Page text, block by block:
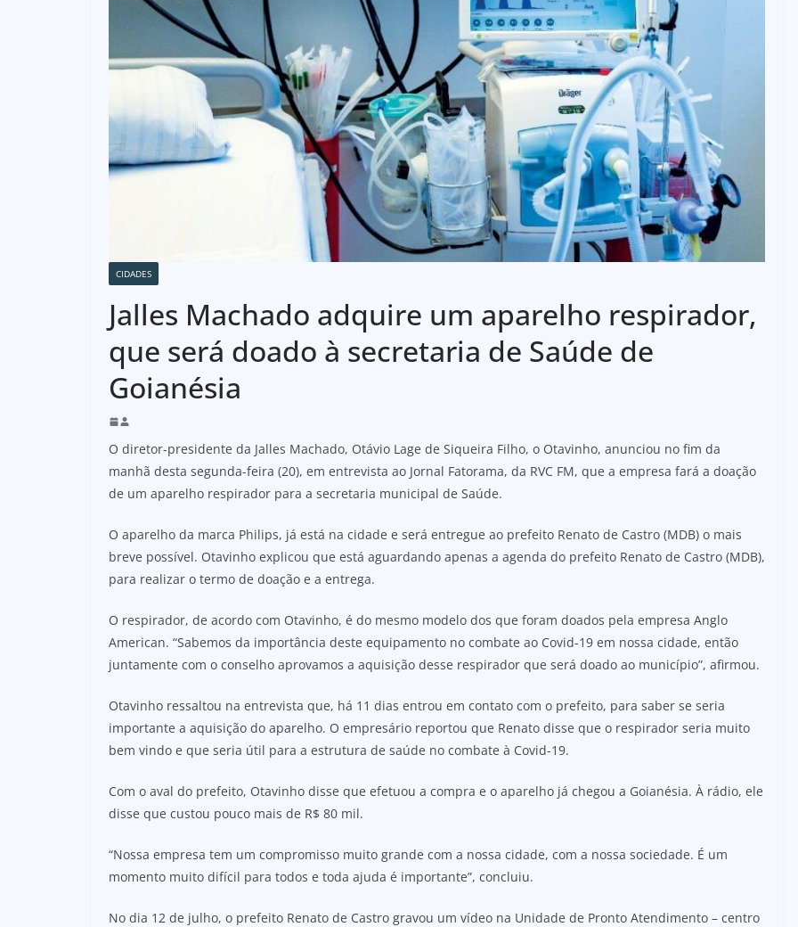
CIDADES
Jalles Machado adquire um aparelho respirador,
que será doado à secretaria de Saúde de
Goianésia
O diretor-presidente da Jalles Machado, Otávio Lage de Siqueira Filho, o Otavinho, anunciou no fim da
manhã desta segunda-feira (20), em entrevista ao Jornal Fatorama, da RVC FM, que a empresa fará a doação
de um aparelho respirador para a secretaria municipal de Saúde.
O aparelho da marca Philips, já está na cidade e será entregue ao prefeito Renato de Castro (MDB) o mais
breve possível. Otavinho explicou que está aguardando apenas a agenda do prefeito Renato de Castro (MDB),
para realizar o termo de doação e a entrega.
O respirador, de acordo com Otavinho, é do mesmo modelo dos que foram doados pela empresa Anglo
American. “Sabemos da importância deste equipamento no combate ao Covid-19 em nossa cidade, então
juntamente com o conselho aprovamos a aquisição desse respirador que será doado ao município”, afirmou.
Otavinho ressaltou na entrevista que, há 11 dias entrou em contato com o prefeito, para saber se seria
importante a aquisição do aparelho. O empresário reportou que Renato disse que o respirador seria muito
bem vindo e que seria útil para a estrutura de saúde no combate à Covid-19.
Com o aval do prefeito, Otavinho disse que efetuou a compra e o aparelho já chegou a Goianésia. À rádio, ele
disse que custou pouco mais de R$ 80 mil.
“Nossa empresa tem um compromisso muito grande com a nossa cidade, com a nossa sociedade. É um
momento muito difícil para todos e toda ajuda é importante”, concluiu.
No dia 12 de julho, o prefeito Renato de Castro gravou um vídeo na Unidade de Pronto Atendimento – centro